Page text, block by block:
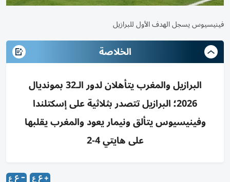
فينيسيوس يسجل الهدف الأول للبرازيل
الخلاصة
البرازيل والمغرب يتأهلان لدور الـ32 بمونديال
2026؛ البرازيل تتصدر بثلاثية على إسكتلندا
وفينيسيوس يتألق ونيمار يعود والمغرب يقلبها
على هايتي 4-2